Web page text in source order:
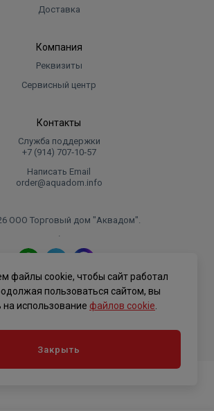
Доставка
Компания
Реквизиты
Сервисный центр
Контакты
Служба поддержки
+7 (914) 707‑10‑57
Написать Email
order@aquadom.info
ООО Торговый дом "Аквадом".
.
конфиденциальности
файлы cookie, чтобы сайт работал
пользоваться сайтом, вы
на использование файлов cookie
Закрыть